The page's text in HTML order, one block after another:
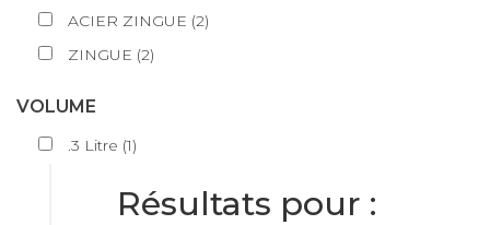
ACIER ZINGUE (2)
ZINGUE (2)
VOLUME
.3 Litre (1)
Résultats pour :